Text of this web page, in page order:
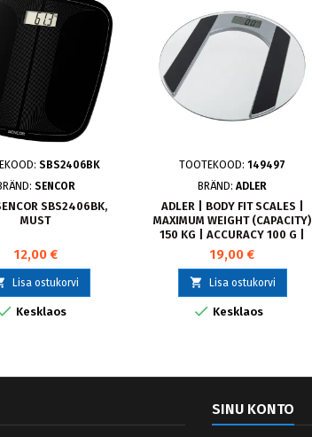
SBS2406BK
SENCOR
SBS2406BK,
MUST
12,00 €
Lisa ostukorvi
Kesklaos
TOOTEKOOD: 149497
BRÄND: ADLER
ADLER | BODY FIT SCALES |
MAXIMUM WEIGHT (CAPACITY)
150 KG | ACCURACY 100 G |
GLASS AD 8122
19,00 €
 Lisa ostukorvi
 Kesklaos
SINU KONTO